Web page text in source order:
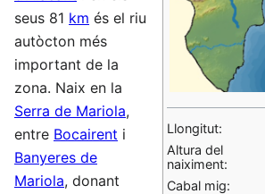
Llongitut:
Altura del
naiximent:
Cabal mig:
seus 81 km és el riu
autòcton més
important de la
zona. Naix en la
Serra de Mariola,
entre Bocairent i
Banyeres de
Mariola, donant